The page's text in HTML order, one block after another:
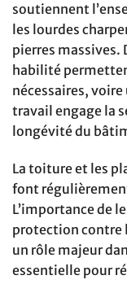
soutiennent
les lourdes
pierres massives.
habilité
nécessaires,
travail engage la
longévité du
La toiture et les
font
L’importance de
protection contre
un rôle majeur
essentielle pour